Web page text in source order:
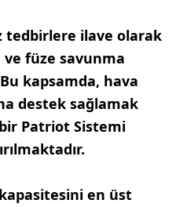
tedbirlere ilave olarak
ve füze savunma
kapsamda, hava
destek sağlamak
Patriot Sistemi
en üst